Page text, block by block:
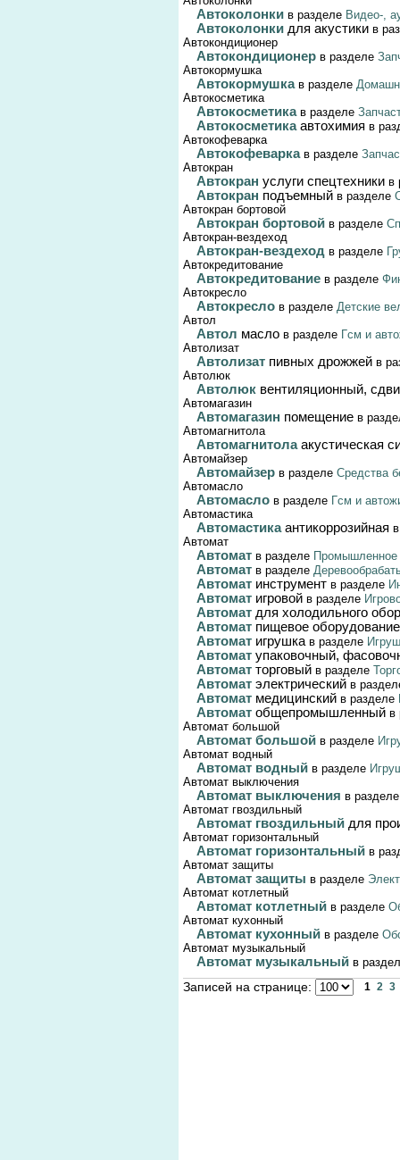
Автоколонки в разделе Видео-,
Автоколонки для акустики в
Автокондиционер
Автокондиционер в разделе
Автокормушка
Автокормушка в разделе
Автокосметика
Автокосметика в разделе
Автокосметикаавтохимия в
Автокофеварка
Автокофеварка в разделе
Автокран
Автокран услуги спецтехники в
Автокран подъемный в разделе
Автокран бортовой
Автокран бортовой в разделе
Автокран-вездеход
Автокран-вездеход в разделе
Автокредитование
Автокредитование в разделе
Автокресло
Автокресло в разделе Детские
Автол
Автол масло в разделе Гсм и
Автолизат
Автолизат пивных дрожжей в
Автолюк
Автолюк вентиляционный,
Автомагазин
Автомагазин помещение в
Автомагнитола
Автомагнитолаакустическая
Автомайзер
Автомайзер в разделе Средства
Автомасло
Автомасло в разделе Гсм и
Автомастика
Автомастикаантикоррозийная
Автомат
Автомат в разделе Промышленное
Автомат в разделе
Автомат инструмент в разделе
Автомат игровой в разделе
Автомат для холодильного
Автомат пищевое оборудование
Автомат игрушкав разделе
Автомат упаковочный,
Автомат торговый в разделе
Автомат электрический в
Автомат медицинский в разделе
Автомат общепромышленный в
Автомат большой
Автомат большой в разделе
Автомат водный
Автомат водный в разделе
Автомат выключения
Автомат выключения в
Автомат гвоздильный
Автомат гвоздильный для
Автомат горизонтальный
Автомат горизонтальный в
Автомат защиты
Автомат защиты в разделе
Автомат котлетный
Автомат котлетный в разделе
Автомат кухонный
Автомат кухонный в разделе
Автомат музыкальный
Автомат музыкальный в
Записей на странице: 1 2 3